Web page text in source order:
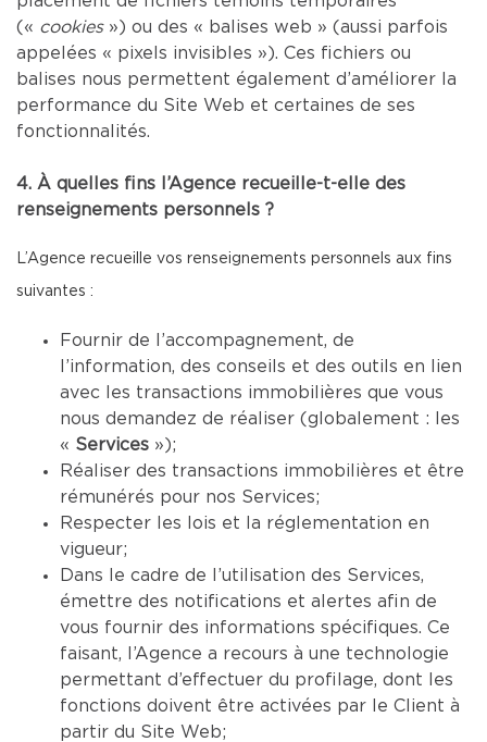
(« cookies») ou des « balises web » (aussi parfois
appelées « pixels invisibles »). Ces fichiers ou
balises nous permettent également d’améliorer la
performance du Site Web et certaines de ses
fonctionnalités.
4. À quelles fins l’Agence recueille-t-elle des
renseignements personnels ?
L’Agence recueille vos renseignements personnels aux fins
suivantes :
Fournir de l’accompagnement, de
l’information, des conseils et des outils en lien
avec les transactions immobilières que vous
nous demandez de réaliser (globalement : les
« Services »);
Réaliser des transactions immobilières et être
rémunérés pour nos Services;
Respecter les lois et la réglementation en
vigueur;
Dans le cadre de l’utilisation des Services,
émettre des notifications et alertes afin de
vous fournir des informations spécifiques. Ce
faisant, l’Agence a recours à une technologie
permettant d’effectuer du profilage, dont les
fonctions doivent être activées par le Client à
partir du Site Web;